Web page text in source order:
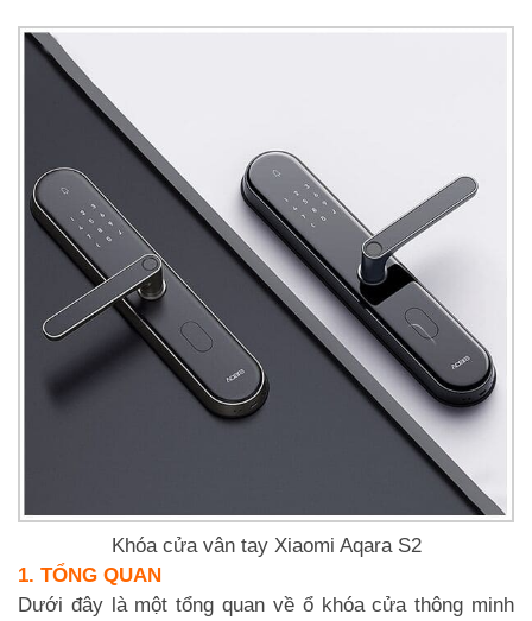
Khóa cửa vân tay Xiaomi Aqara S2
1. TỔNG QUAN
Dưới đây là một tổng quan về ổ khóa cửa thông minh